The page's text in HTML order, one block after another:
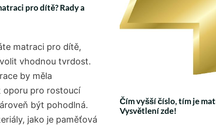
pro dítě? Rady a
matraci pro dítě,
vhodnou tvrdost.
by měla
oporu pro rostoucí
být pohodlná.
jako je paměťová
Čím vyšší číslo, tím je
Vysvětlení zde!